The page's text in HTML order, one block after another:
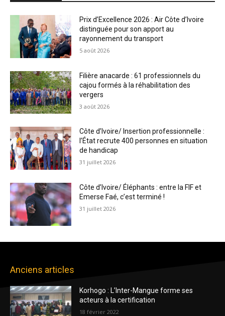
Prix d’Excellence 2026 : Air Côte d’Ivoire
distinguée pour son apport au
rayonnement du transport
5 août 2026
Filière anacarde : 61 professionnels du
cajou formés à la réhabilitation des
vergers
3 août 2026
Côte d’Ivoire/ Insertion professionnelle :
l’État recrute 400 personnes en situation
de handicap
31 juillet 2026
Côte d’Ivoire/ Éléphants : entre la FIF et
Emerse Faé, c’est terminé !
31 juillet 2026
Anciens articles
Korhogo : L’Inter-Mangue forme ses
acteurs à la certification
18 février 2022